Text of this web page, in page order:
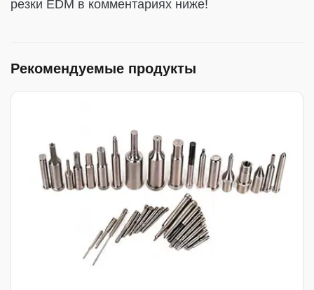
резки EDM в комментариях ниже!
Рекомендуемые продукты